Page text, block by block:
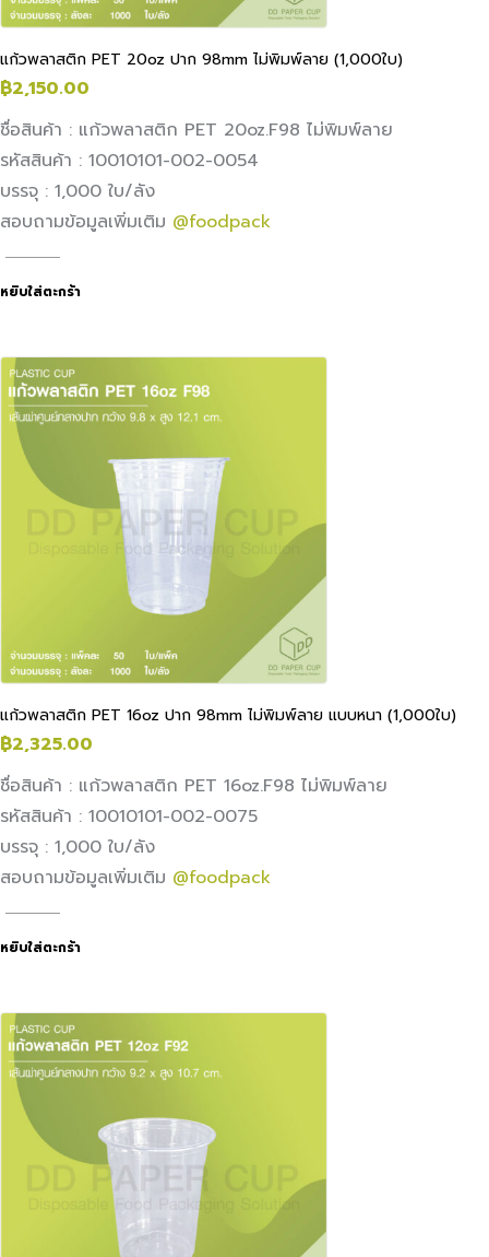
แก้วพลาสติก PET 20oz ปาก 98mm ไม่พิมพ์ลาย (1,000ใบ)
฿2,150.00
ชื่อสินค้า : แก้วพลาสติก PET 20oz.F98 ไม่พิมพ์ลาย
รหัสสินค้า : 10010101-002-0054
บรรจุ : 1,000 ใบ/ลัง
สอบถามข้อมูลเพิ่มเติม @foodpack
หยิบใส่ตะกร้า
แก้วพลาสติก PET 16oz ปาก 98mm ไม่พิมพ์ลาย แบบหนา (1,000ใบ)
฿2,325.00
ชื่อสินค้า : แก้วพลาสติก PET 16oz.F98 ไม่พิมพ์ลาย
รหัสสินค้า : 10010101-002-0075
บรรจุ : 1,000 ใบ/ลัง
สอบถามข้อมูลเพิ่มเติม @foodpack
หยิบใส่ตะกร้า